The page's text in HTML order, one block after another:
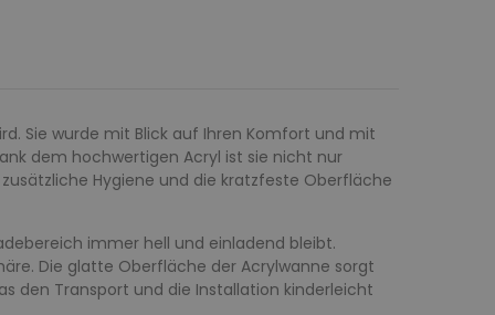
Sie wurde mit Blick auf Ihren Komfort und mit
dem hochwertigen Acryl ist sie nicht nur
Hygiene und die kratzfeste Oberfläche
immer hell und einladend bleibt.
Die glatte Oberfläche der Acrylwanne sorgt
den Transport und die Installation kinderleicht